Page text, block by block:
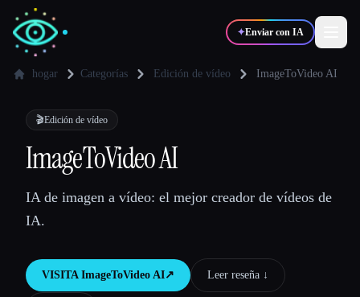
✦Enviar con IA
✍️Escritores
💻 Desarrolladores
🎓
hogar Categorías Edición de vídeo ImageToVideo AI
🎬Edición de vídeo
ImageToVideo AI
IA de imagen a vídeo: el mejor creador de vídeos de
IA.
VISITA ImageToVideo AI↗︎ Leer reseña ↓︎